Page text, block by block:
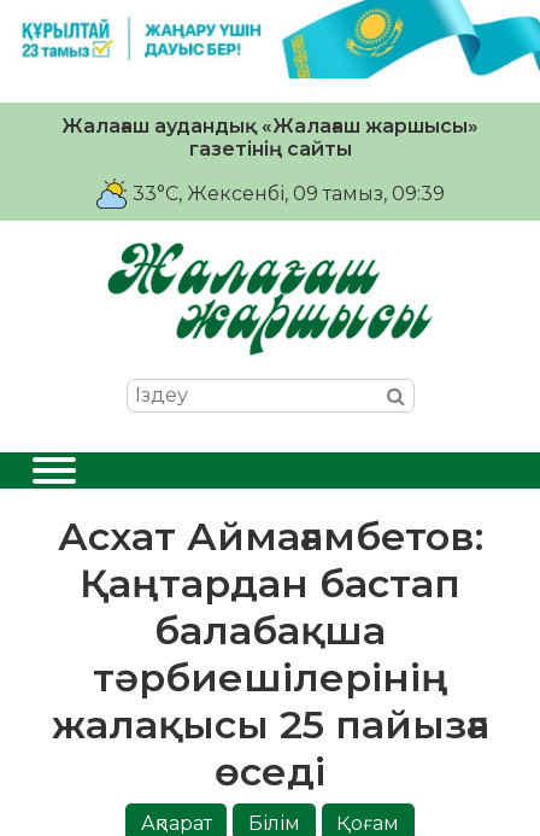
Жалағаш аудандық «Жалағаш жаршысы»
газетінің сайты
33°C, Жексенбі, 09 тамыз, 09:39
Асхат Аймағамбетов:
Қаңтардан бастап
балабақша
тәрбиешілерінің
жалақысы 25 пайызға
өседі
Ақпарат Білім
Қоғам